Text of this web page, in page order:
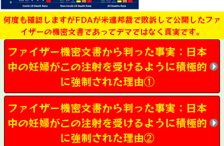
何度も確認しますがFDAが米連邦裁で敗訴して公開したファ
イザーの機密文書であってデマではなく真実です。
ファイザー機密文書から判った事実：日本
中の妊婦がこの注射を受けるように積極的
に強制された理由①
ファイザー機密文書から判った事実：日本
中の妊婦がこの注射を受けるように積極的
に強制された理由②